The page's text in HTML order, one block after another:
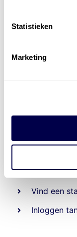
Statistieken
Marketing
laadpassen
Den
Vind een
Inloggen